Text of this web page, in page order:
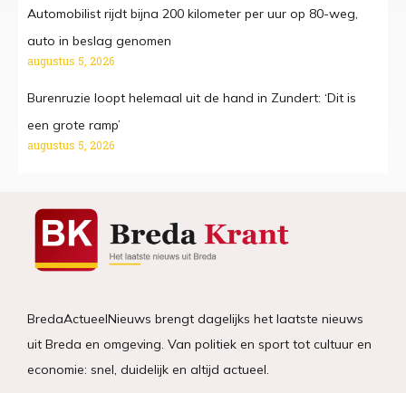
Automobilist rijdt bijna 200 kilometer per uur op 80-weg,
auto in beslag genomen
augustus 5, 2026
Burenruzie loopt helemaal uit de hand in Zundert: ‘Dit is
een grote ramp’
augustus 5, 2026
BredaActueelNieuws brengt dagelijks het laatste nieuws
uit Breda en omgeving. Van politiek en sport tot cultuur en
economie: snel, duidelijk en altijd actueel.